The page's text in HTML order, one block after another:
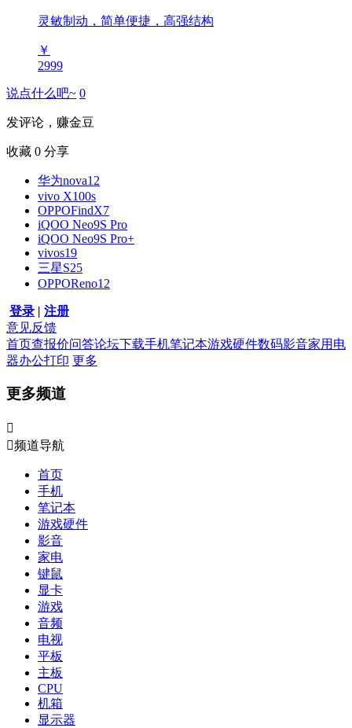
灵敏制动，简单便捷，高强结构
￥
2999
说点什么吧~ 0
发评论，赚金豆
收藏 0 分享
华为nova12
vivo X100s
OPPOFindX7
iQOO Neo9S Pro
iQOO Neo9S Pro+
vivos19
三星S25
OPPOReno12
登录 | 注册
意见反馈
首页查报价问答论坛下载手机笔记本游戏硬件数码影音家用电
器办公打印 更多
更多频道

频道导航
首页
手机
笔记本
游戏硬件
影音
家电
键鼠
显卡
游戏
音频
电视
平板
主板
CPU
机箱
显示器